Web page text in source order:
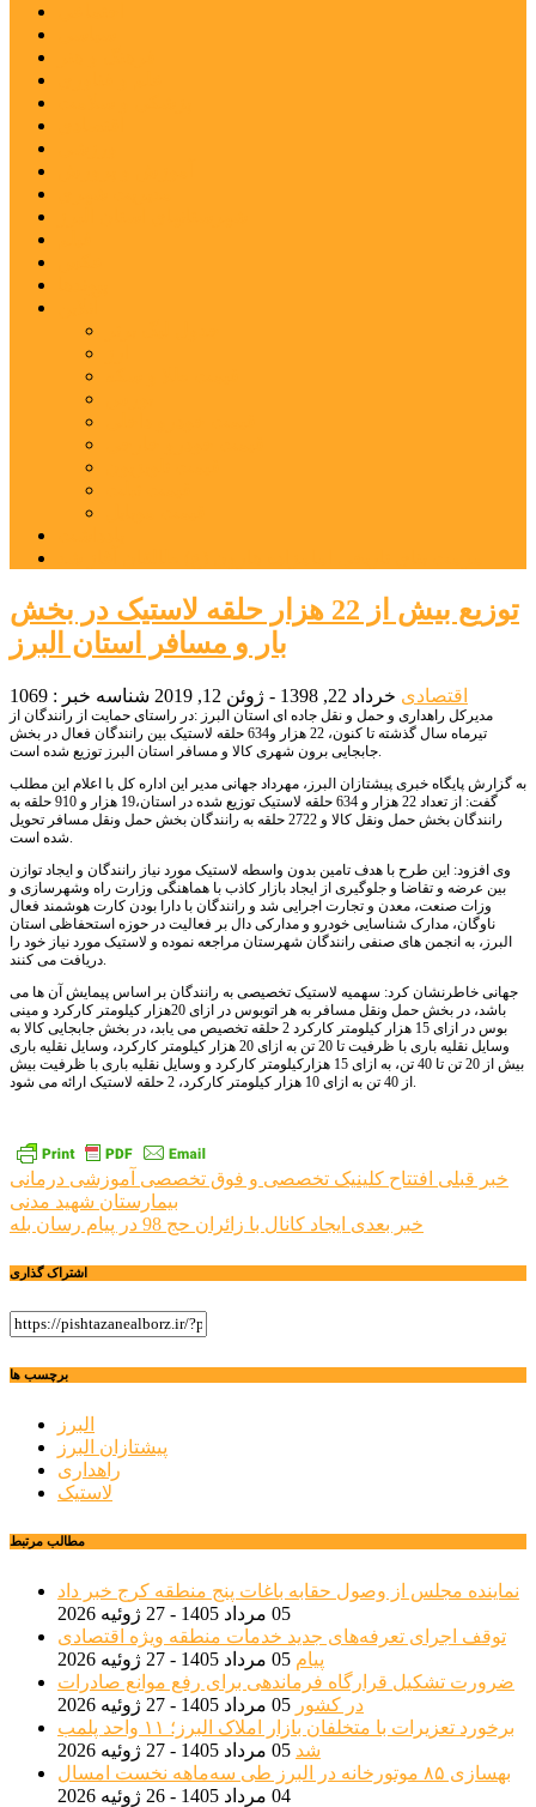
توزیع بیش از 22 هزار حلقه لاستیک در بخش
بار و مسافر استان البرز
اقتصادی خرداد 22, 1398 - ژوئن 12, 2019 شناسه خبر : 1069
مدیرکل راهداری و حمل و نقل جاده ای استان البرز :در راستای حمایت از رانندگان از
تیرماه سال گذشته تا کنون، 22 هزار و634 حلقه لاستیک بین رانندگان فعال در بخش
جابجایی برون شهری کالا و مسافر استان البرز توزیع شده است.
به گزارش پایگاه خبری پیشتازان البرز، مهرداد جهانی مدیر این اداره کل با اعلام این مطلب
گفت: از تعداد 22 هزار و 634 حلقه لاستیک توزیع شده در استان،19 هزار و 910 حلقه به
رانندگان بخش حمل ونقل کالا و 2722 حلقه به رانندگان بخش حمل ونقل مسافر تحویل
شده است.
وی افزود: این طرح با هدف تامین بدون واسطه لاستیک مورد نیاز رانندگان و ایجاد توازن
بین عرضه و تقاضا و جلوگیری از ایجاد بازار کاذب با هماهنگی وزارت راه وشهرسازی و
وزات صنعت، معدن و تجارت اجرایی شد و رانندگان با دارا بودن کارت هوشمند فعال
ناوگان، مدارک شناسایی خودرو و مدارکی دال بر فعالیت در حوزه استحفاظی استان
البرز، به انجمن های صنفی رانندگان شهرستان مراجعه نموده و لاستیک مورد نیاز خود را
دریافت می کنند.
جهانی خاطرنشان کرد: سهمیه لاستیک تخصیصی به رانندگان بر اساس پیمایش آن ها می
باشد، در بخش حمل ونقل مسافر به هر اتوبوس در ازای 20هزار کیلومتر کارکرد و مینی
بوس در ازای 15 هزار کیلومتر کارکرد 2 حلقه تخصیص می یابد، در بخش جابجایی کالا به
وسایل نقلیه باری با ظرفیت تا 20 تن به ازای 20 هزار کیلومتر کارکرد، وسایل نقلیه باری
بیش از 20 تن تا 40 تن، به ازای 15 هزارکیلومتر کارکرد و وسایل نقلیه باری با ظرفیت بیش
از 40 تن به ازای 10 هزار کیلومتر کارکرد، 2 حلقه لاستیک ارائه می شود.
راهبری
نوشته
خبر قبلی افتتاح کلینیک تخصصی و فوق تخصصی آموزشی درمانی
بیمارستان شهید مدنی
خبر بعدی ایجاد کانال با زائران حج 98 در پیام رسان بله
اشتراک گذاری
برچسب ها
البرز
پیشتازان البرز
راهداری
لاستیک
مطالب مرتبط
نماینده مجلس از وصول حقابه باغات پنج منطقه کرج خبر داد
05 مرداد 1405 - 27 ژوئیه 2026
توقف اجرای تعرفه‌های جدید خدمات منطقه ویژه اقتصادی
پیام 05 مرداد 1405 - 27 ژوئیه 2026
ضرورت تشکیل قرارگاه فرماندهی برای رفع موانع صادرات
در کشور 05 مرداد 1405 - 27 ژوئیه 2026
برخورد تعزیرات با متخلفان بازار املاک البرز؛ ۱۱ واحد پلمب
شد 05 مرداد 1405 - 27 ژوئیه 2026
بهسازی ۸۵ موتورخانه در البرز طی سه‌ماهه نخست امسال
04 مرداد 1405 - 26 ژوئیه 2026